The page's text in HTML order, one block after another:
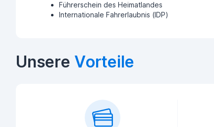
Führerschein des Heimatlandes
Internationale Fahrerlaubnis (IDP)
Unsere Vorteile